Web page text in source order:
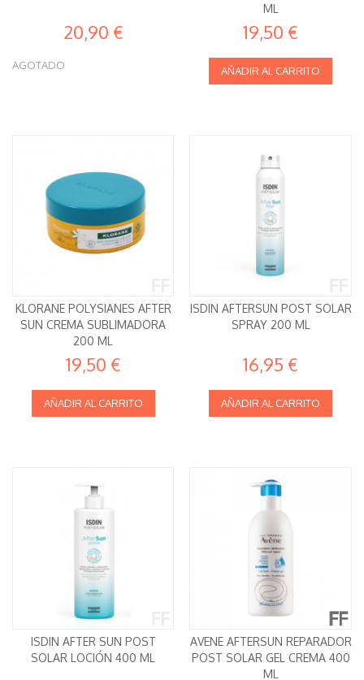
20,90 €
AGOTADO
ML
19,50 €
AÑADIR AL CARRITO
KLORANE POLYSIANES AFTER
SUN CREMA SUBLIMADORA
200 ML
19,50 €
AÑADIR AL CARRITO
ISDIN AFTERSUN POST SOLAR
SPRAY 200 ML
16,95 €
AÑADIR AL CARRITO
ISDIN AFTER SUN POST
SOLAR LOCIÓN 400 ML
AVENE AFTERSUN REPARADOR
POST SOLAR GEL CREMA 400
ML